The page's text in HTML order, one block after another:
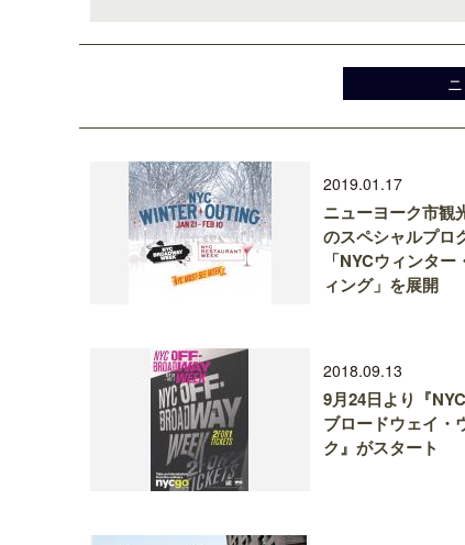
2019.01.17
ニューヨーク市
のスペシャルプロ
「NYCウィンタ
ィング」を展開
2018.09.13
9月24日より『
ブロードウェイ・
ク』がスタート